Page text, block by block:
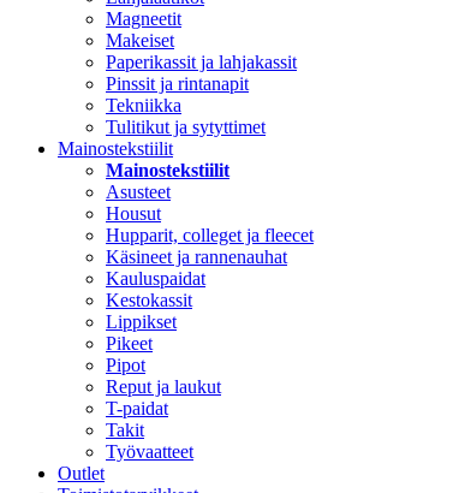
Magneetit
Makeiset
Paperikassit ja lahjakassit
Pinssit ja rintanapit
Tekniikka
Tulitikut ja sytyttimet
Mainostekstiilit
Mainostekstiilit
Asusteet
Housut
Hupparit, colleget ja fleecet
Käsineet ja rannenauhat
Kauluspaidat
Kestokassit
Lippikset
Pikeet
Pipot
Reput ja laukut
T-paidat
Takit
Työvaatteet
Outlet